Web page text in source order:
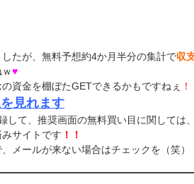
たが、無料予想約4か月半分の集計で収
♥
資金を棚ぼたGETできるかもですねぇ ！
見れます
して、推奨画面の無料買い目に関しては
サイトです ！！
メールが来ない場合はチェックを（笑）